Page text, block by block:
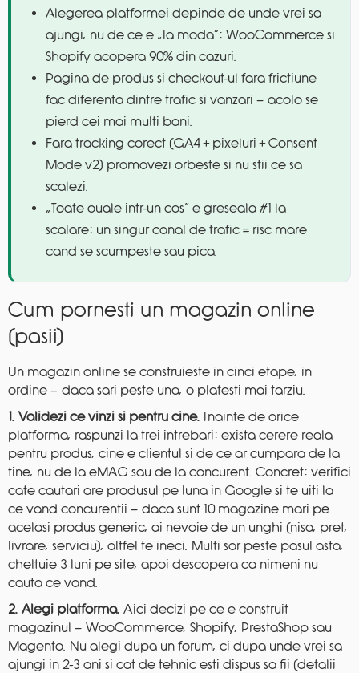
Alegerea platformei depinde de unde vrei sa
ajungi, nu de ce e „la moda”: WooCommerce si
Shopify acopera 90% din cazuri.
Pagina de produs si checkout-ul fara frictiune
fac diferenta dintre trafic si vanzari — acolo se
pierd cei mai multi bani.
Fara tracking corect (GA4 + pixeluri + Consent
Mode v2) promovezi orbeste si nu stii ce sa
scalezi.
„Toate ouale intr-un cos” e greseala #1 la
scalare: un singur canal de trafic = risc mare
cand se scumpeste sau pica.
Cum pornesti un magazin online
(pasii)
Un magazin online se construieste in cinci etape, in
ordine — daca sari peste una, o platesti mai tarziu.
1. Validezi ce vinzi si pentru cine. Inainte de orice
platforma, raspunzi la trei intrebari: exista cerere reala
pentru produs, cine e clientul si de ce ar cumpara de la
tine, nu de la eMAG sau de la concurent. Concret: verifici
cate cautari are produsul pe luna in Google si te uiti la
ce vand concurentii — daca sunt 10 magazine mari pe
acelasi produs generic, ai nevoie de un unghi (nisa, pret,
livrare, serviciu), altfel te ineci. Multi sar peste pasul asta,
cheltuie 3 luni pe site, apoi descopera ca nimeni nu
cauta ce vand.
2. Alegi platforma. Aici decizi pe ce e construit
magazinul — WooCommerce, Shopify, PrestaShop sau
Magento. Nu alegi dupa un forum, ci dupa unde vrei sa
ajungi in 2-3 ani si cat de tehnic esti dispus sa fii (detalii